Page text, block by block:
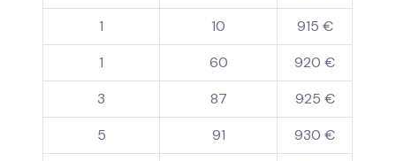
1
10
915 €
1
60
920 €
3
87
925 €
5
91
930 €